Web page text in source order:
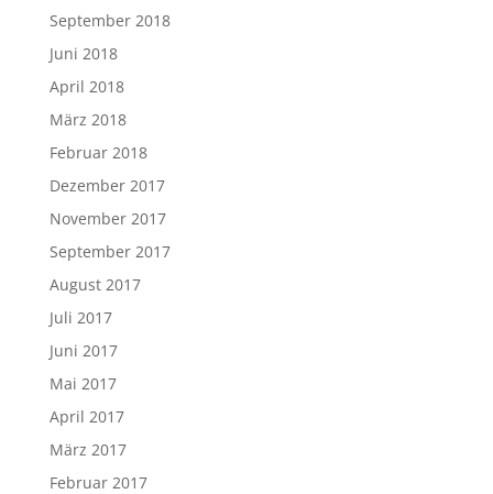
September 2018
Juni 2018
April 2018
März 2018
Februar 2018
Dezember 2017
November 2017
September 2017
August 2017
Juli 2017
Juni 2017
Mai 2017
April 2017
März 2017
Februar 2017